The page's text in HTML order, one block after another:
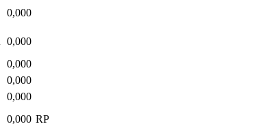
0,000
0,000
0,000
0,000
0,000
0,000 RP